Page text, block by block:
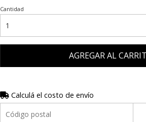
Cantidad
AGREGAR AL
Calculá el costo de envío